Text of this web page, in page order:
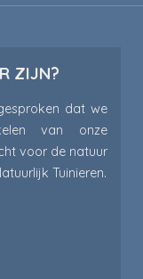
ZIJN?
dat we
van onze
voor de natuur
Tuinieren.